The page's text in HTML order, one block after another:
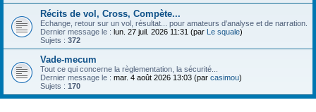
Récits de vol, Cross, Compète...
Echange, retour sur un vol, résultat... pour amateurs d'analyse et de narration.
Dernier message le : lun. 27 juil. 2026 11:31 (par Le squale)
Sujets : 372
Vade-mecum
Tout ce qui concerne la règlementation, la sécurité...
Dernier message le : mar. 4 août 2026 13:03 (par casimou)
Sujets : 170